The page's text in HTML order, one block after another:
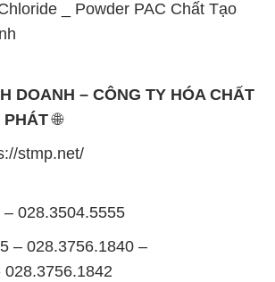
– 028.3756.1840 –
– 0901.326.566 – 0906.387.866 –
CÔNG TY HÓA CHẤT ĐẮC
tại Hóa Chất Đắc Trường Phát
sau: